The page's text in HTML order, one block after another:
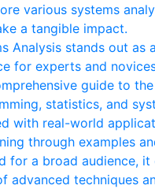
various systems
a tangible impact.
Analysis stands out as
for experts and
guide to
statistics, and
with real-world
through examples
for a broad audience, it
advanced techniques